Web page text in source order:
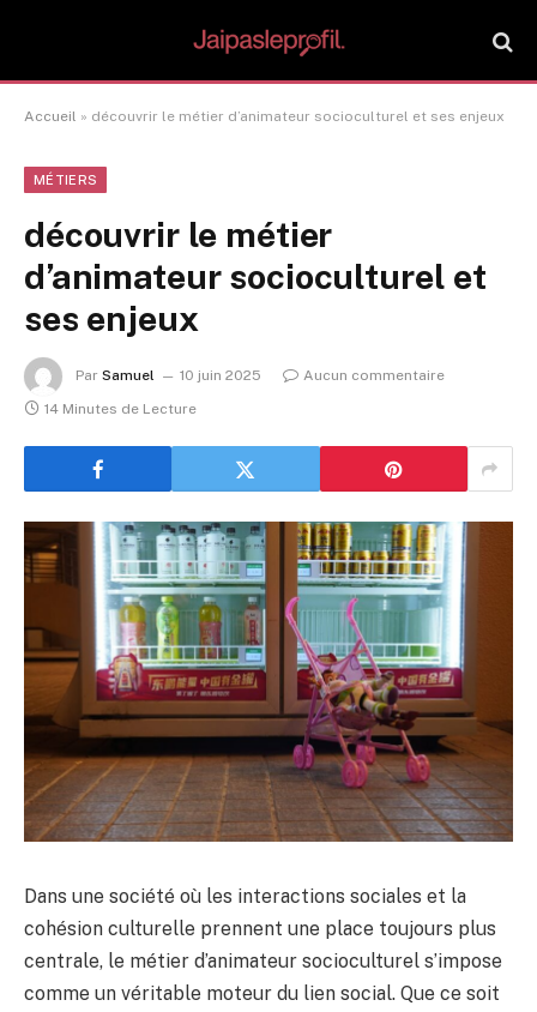
Accueil » découvrir le métier d’animateur socioculturel et ses enjeux
MÉTIERS
découvrir le métier
d’animateur socioculturel et
ses enjeux
Par Samuel 10 juin 2025
Aucun commentaire
14 Minutes de Lecture
Dans une société où les interactions sociales et la
cohésion culturelle prennent une place toujours plus
centrale, le métier d’animateur socioculturel s’impose
comme un véritable moteur du lien social. Que ce soit